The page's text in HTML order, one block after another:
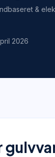
&
2026